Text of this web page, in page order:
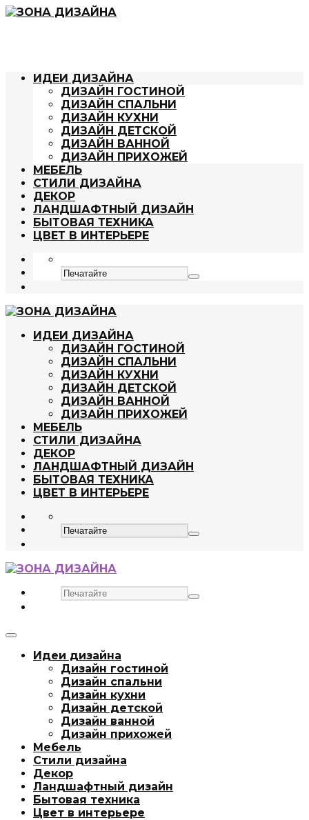
ИДЕИ ДИЗАЙНА
ДИЗАЙН ГОСТИНОЙ
ДИЗАЙН СПАЛЬНИ
ДИЗАЙН КУХНИ
ДИЗАЙН ДЕТСКОЙ
ДИЗАЙН ВАННОЙ
ДИЗАЙН ПРИХОЖЕЙ
МЕБЕЛЬ
СТИЛИ ДИЗАЙНА
ДЕКОР
ЛАНДШАФТНЫЙ ДИЗАЙН
БЫТОВАЯ ТЕХНИКА
ЦВЕТ В ИНТЕРЬЕРЕ
ИДЕИ ДИЗАЙНА
ДИЗАЙН ГОСТИНОЙ
ДИЗАЙН СПАЛЬНИ
ДИЗАЙН КУХНИ
ДИЗАЙН ДЕТСКОЙ
ДИЗАЙН ВАННОЙ
ДИЗАЙН ПРИХОЖЕЙ
МЕБЕЛЬ
СТИЛИ ДИЗАЙНА
ДЕКОР
ЛАНДШАФТНЫЙ ДИЗАЙН
БЫТОВАЯ ТЕХНИКА
ЦВЕТ В ИНТЕРЬЕРЕ
Идеи дизайна
Дизайн гостиной
Дизайн спальни
Дизайн кухни
Дизайн детской
Дизайн ванной
Дизайн прихожей
Мебель
Стили дизайна
Декор
Ландшафтный дизайн
Бытовая техника
Цвет в интерьере